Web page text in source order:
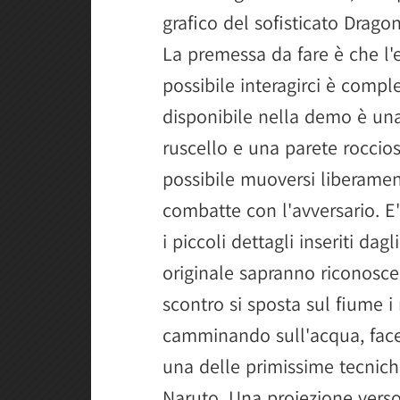
grafico del sofisticato
La premessa da fare è che
possibile interagirci è
disponibile nella demo è
ruscello e una parete
possibile muoversi
combatte con l'avversario.
i piccoli dettagli inseriti
originale sapranno
scontro si sposta sul fiume
camminando sull'acqua,
una delle primissime